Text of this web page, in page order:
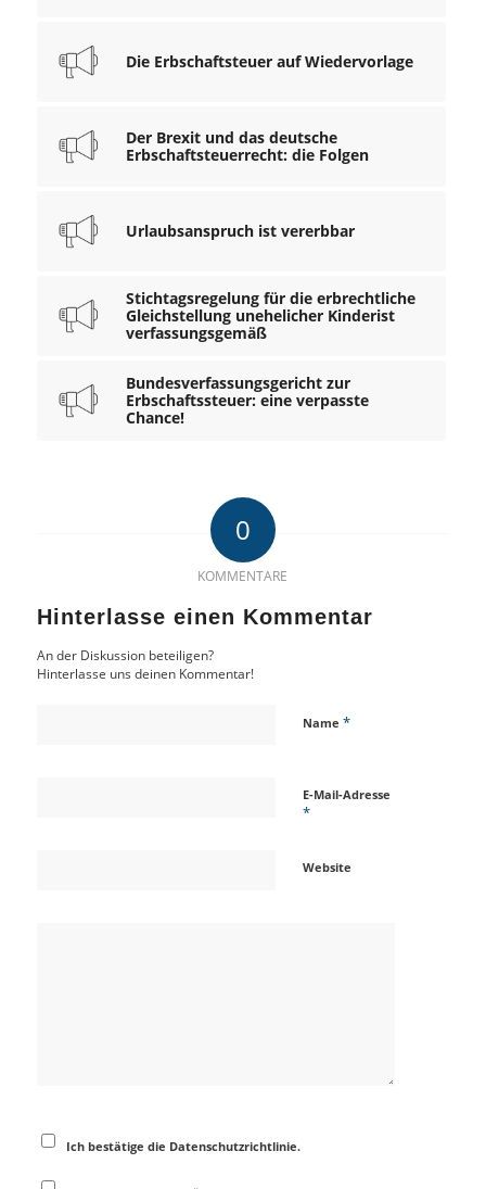
Die Erbschaftsteuer auf Wiedervorlage
Der Brexit und das deutsche
Erbschaftsteuerrecht: die Folgen
Urlaubsanspruch ist vererbbar
Stichtagsregelung für die erbrechtliche
Gleichstellung unehelicher Kinderist
verfassungsgemäß
Bundesverfassungsgericht zur
Erbschaftssteuer: eine verpasste
Chance!
0
KOMMENTARE
Hinterlasse einen Kommentar
An der Diskussion beteiligen?
Hinterlasse uns deinen Kommentar!
Name *
E-Mail-Adresse
*
Website
Ich bestätige die Datenschutzrichtlinie.